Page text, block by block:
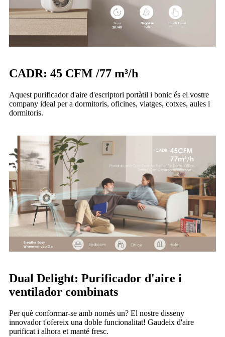
CADR: 45 CFM /77 m³/h
Aquest purificador d'aire d'escriptori portàtil i bonic és el vostre
company ideal per a dormitoris, oficines, viatges, cotxes, aules i
dormitoris.
Dual Delight: Purificador d'aire i
ventilador combinats
Per què conformar-se amb només un? El nostre disseny
innovador t'ofereix una doble funcionalitat! Gaudeix d'aire
purificat i alhora et manté fresc.